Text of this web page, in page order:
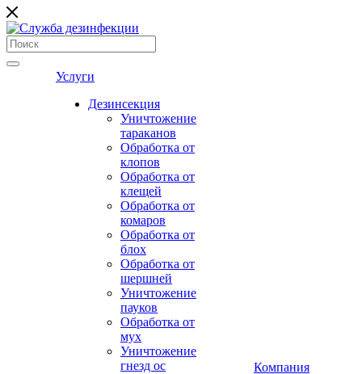
Услуги
Дезинсекция
Уничтожение
тараканов
Обработка от
клопов
Обработка от
клещей
Обработка от
комаров
Обработка от
блох
Обработка от
шершней
Уничтожение
пауков
Обработка от
мух
Уничтожение
гнезд ос
Компания